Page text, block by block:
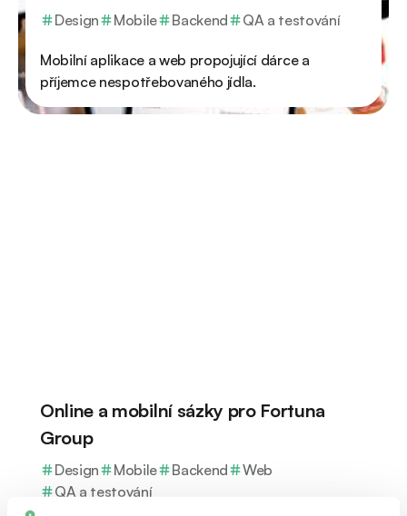
Design Mobile Backend QA a testování
Mobilní aplikace a web propojující dárce a
příjemce nespotřebovaného jídla.
Online a mobilní sázky pro Fortuna
Group
Design Mobile Backend
Web
QA a testování